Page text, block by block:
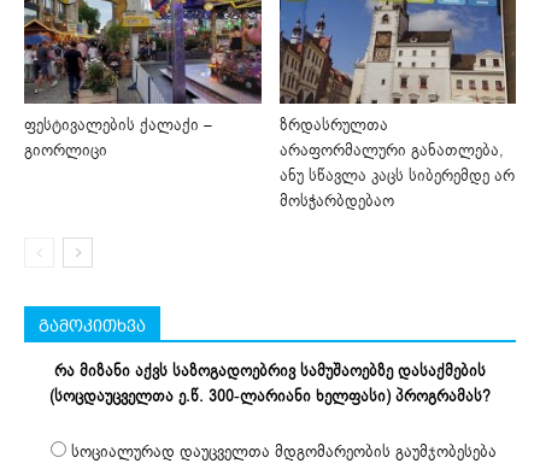
ფესტივალების ქალაქი –
გიორლიცი
ზრდასრულთა
არაფორმალური განათლება,
ანუ სწავლა კაცს სიბერემდე არ
მოსჭარბდებაო
გამოკითხვა
რა მიზანი აქვს საზოგადოებრივ სამუშაოებზე დასაქმების
(სოცდაუცველთა ე.წ. 300-ლარიანი ხელფასი) პროგრამას?
სოციალურად დაუცველთა მდგომარეობის გაუმჯობესება